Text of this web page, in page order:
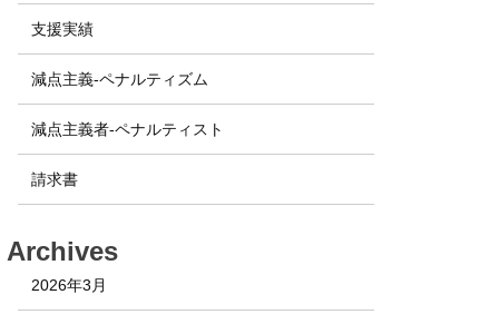
支援実績
減点主義-ペナルティズム
減点主義者-ペナルティスト
請求書
Archives
2026年3月